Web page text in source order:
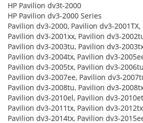
HP Pavilion dv3t-2000
HP Pavilion dv3-2000 Series
Pavilion dv3-2000, Pavilion dv3-
Pavilion dv3-2001xx, Pavilion dv3-
Pavilion dv3-2003tu, Pavilion dv3-
Pavilion dv3-2004tx, Pavilion dv3-
Pavilion dv3-2005tx, Pavilion dv3-
Pavilion dv3-2007ee, Pavilion dv3-
Pavilion dv3-2008tu, Pavilion dv3-
Pavilion dv3-2010el, Pavilion dv3-
Pavilion dv3-2011tx, Pavilion dv3-
Pavilion dv3-2014tx, Pavilion dv3-